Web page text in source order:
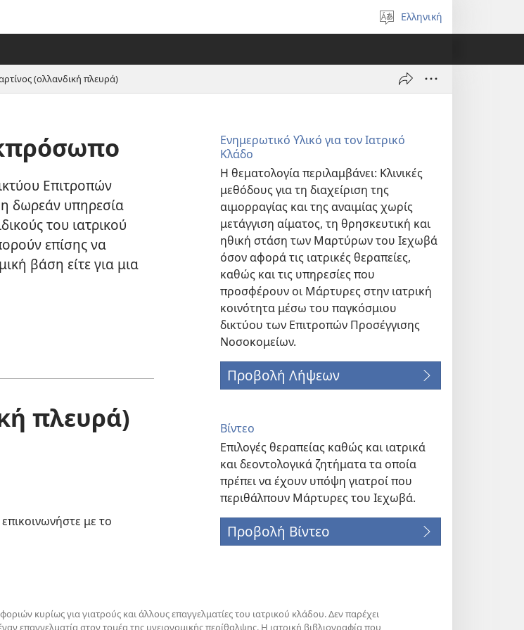
Επιλέξτε
γλώσσα
Ελληνική
(ολλανδική πλευρά)
Επιτροπών
δωρεάν υπηρεσία
του ιατρικού
επίσης να
βάση είτε για μια
πλευρά)
με το
Ενημερωτικό Υλικό για τον Ιατρικό
Κλάδο
Η θεματολογία περιλαμβάνει: Κλινικές
μεθόδους για τη διαχείριση της
αιμορραγίας και της αναιμίας χωρίς
μετάγγιση αίματος, τη θρησκευτική και
ηθική στάση των Μαρτύρων του Ιεχωβά
όσον αφορά τις ιατρικές θεραπείες,
καθώς και τις υπηρεσίες που
προσφέρουν οι Μάρτυρες στην ιατρική
κοινότητα μέσω του παγκόσμιου
δικτύου των Επιτροπών Προσέγγισης
Νοσοκομείων.
Προβολή Λήψεων
Βίντεο
Επιλογές θεραπείας καθώς και ιατρικά
και δεοντολογικά ζητήματα τα οποία
πρέπει να έχουν υπόψη γιατροί που
περιθάλπουν Μάρτυρες του Ιεχωβά.
Προβολή Βίντεο
κυρίως για γιατρούς και άλλους επαγγελματίες του ιατρικού κλάδου. Δεν παρέχει
επαγγελματία στον τομέα της υγειονομικής περίθαλψης. Η ιατρική βιβλιογραφία που